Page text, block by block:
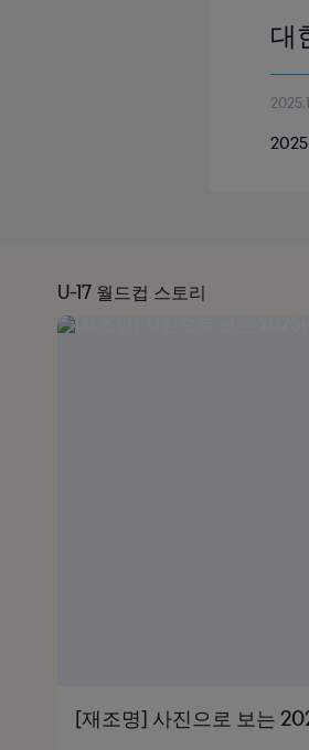
대
2025
U-17 월드컵 스토리
[재조명] 사진으로 보는